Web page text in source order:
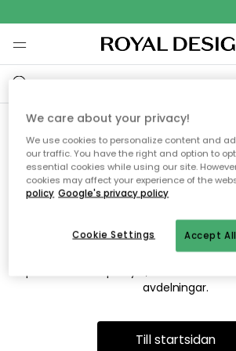
Vi hittar tyvärr inte
söker
Detta kan bero på att sidan inte längre
flyttats. Vi ber om ursäkt för besväret. I
prova att söka på nytt, eller besöka en
avdelningar.
Till startsidan
We care about your privacy!
We use cookies to personalize content and
our traffic. You have the right and option to
essential cookies while using our site.
cookies may affect your experience of the
policy Google's privacy policy
Accept
Cookie Settings